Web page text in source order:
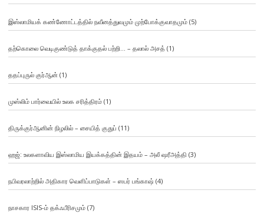
இஸ்லாமியக் கண்ணோட்டத்தில் நவீனத்துவமும் முற்போக்குவாதமும்(5)
தற்கொலை வெடிகுண்டுத் தாக்குதல் பற்றி… – தலால் அசத் (1)
ததப்புருல் குர்ஆன் (1)
முஸ்லிம் பார்வையில் உலக சரித்திரம்(1)
திருக்குர்ஆனின் நிழலில் – சையித் குதுப் (11)
ஹஜ்: உலகளாவிய இஸ்லாமிய இயக்கத்தின் இதயம் – அலீ ஷரீஅத்தி (3)
நபிவரலாற்றில் அதிகார வெளிப்பாடுகள் – ஸபர் பங்காஷ் (4)
நாசகார ISIS-ம் தக்ஃபீரிசமும்(7)